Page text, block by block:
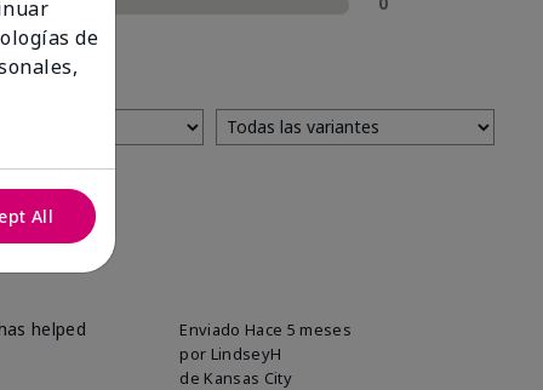
Enviado Hace 5 meses
por LindseyH
de Kansas City
helped
de
All